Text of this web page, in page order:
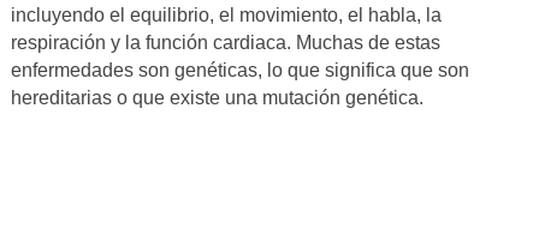
incluyendo el equilibrio, el movimiento, el habla, la
respiración y la función cardiaca. Muchas de estas
enfermedades son genéticas, lo que significa que son
hereditarias o que existe una mutación genética.